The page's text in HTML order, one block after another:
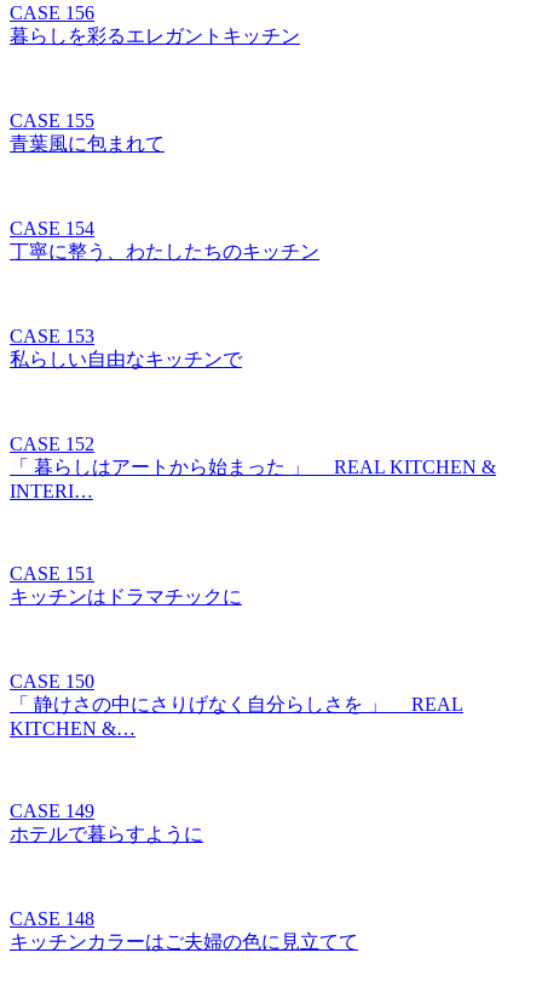
CASE 156
暮らしを彩るエレガントキッチン
CASE 155
青葉風に包まれて
CASE 154
丁寧に整う、わたしたちのキッチン
CASE 153
私らしい自由なキッチンで
CASE 152
「 暮らしはアートから始まった 」 REAL KITCHEN &
INTERI…
CASE 151
キッチンはドラマチックに
CASE 150
「 静けさの中にさりげなく自分らしさを 」 REAL
KITCHEN &…
CASE 149
ホテルで暮らすように
CASE 148
キッチンカラーはご夫婦の色に見立てて